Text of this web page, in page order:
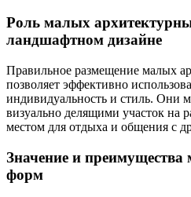
Роль малых
ландшафтном дизайне
Правильное размещение малых
позволяет эффективно
индивидуальность и стиль. Они
визуально делящими участок на
местом для отдыха и общения с
Значение и
форм